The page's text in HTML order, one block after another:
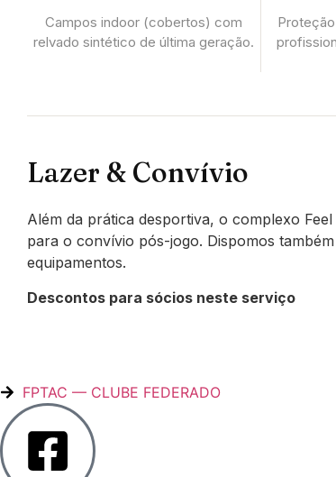
Campos indoor (cobertos) com
relvado sintético de última geração.
Lazer & Convívio
Além da prática desportiva, o complexo
para o convívio pós-jogo. Dispomos
equipamentos.
Descontos para sócios neste serviço
FPTAC — CLUBE FEDERADO